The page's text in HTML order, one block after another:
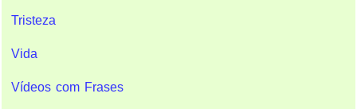
Tristeza
Vida
Vídeos com Frases